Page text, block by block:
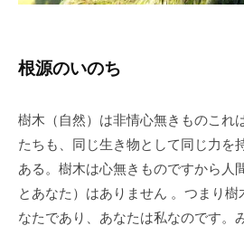
根源のいのち
樹木（自然）は非情心無きものこれ
たちも、同じ生き物として同じ力を
ある。樹木は心無きものですから人
とあなた）はありません 。つまり
なたであり、あなたは私なのです。